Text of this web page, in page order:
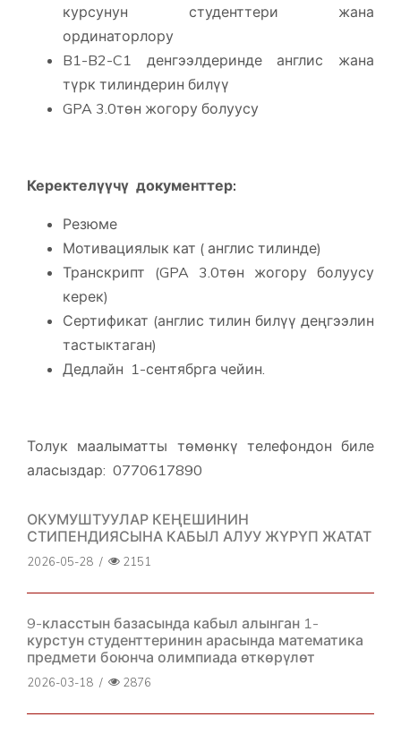
курсунун студенттери жана
ординаторлору
B1-B2-C1 денгээлдеринде англис жана
түрк тилиндерин билүү
GPA 3.0төн жогору болуусу
Керектелүүчү документтер:
Резюме
Мотивациялык кат ( англис тилинде)
Транскрипт (GPA 3.0төн жогору болуусу
керек)
Сертификат (англис тилин билүү деңгээлин
тастыктаган)
Дедлайн 1-сентябрга чейин.
Толук маалыматты төмөнкү телефондон биле
аласыздар: 0770617890
ОКУМУШТУУЛАР КЕҢЕШИНИН
СТИПЕНДИЯСЫНА КАБЫЛ АЛУУ ЖҮРҮП ЖАТАТ
2026-05-28 / 2151
9-класстын базасында кабыл алынган 1-
курстун студенттеринин арасында математика
предмети боюнча олимпиада өткөрүлөт
2026-03-18 / 2876